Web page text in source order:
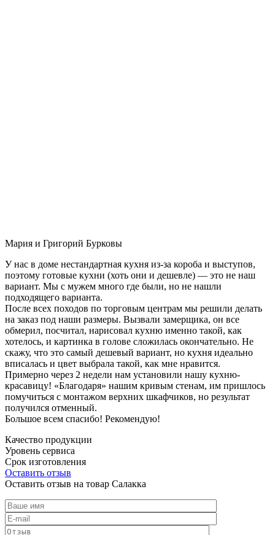
Мария и Григорий Бурковы
У нас в доме нестандартная кухня из-за короба и выступов,
поэтому готовые кухни (хоть они и дешевле) — это не наш
вариант. Мы с мужем много где были, но не нашли
подходящего варианта.
После всех походов по торговым центрам мы решили делать
на заказ под наши размеры. Вызвали замерщика, он все
обмерил, посчитал, нарисовал кухню именно такой, как
хотелось, и картинка в голове сложилась окончательно. Не
скажу, что это самый дешевый вариант, но кухня идеально
вписалась и цвет выбрала такой, как мне нравится.
Примерно через 2 недели нам установили нашу кухню-
красавицу! «Благодаря» нашим кривым стенам, им пришлось
помучиться с монтажом верхних шкафчиков, но результат
получился отменный.
Большое всем спасибо! Рекомендую!
Качество продукции
Уровень сервиса
Срок изготовления
Оставить отзыв
Оставить отзыв на товар Салакка